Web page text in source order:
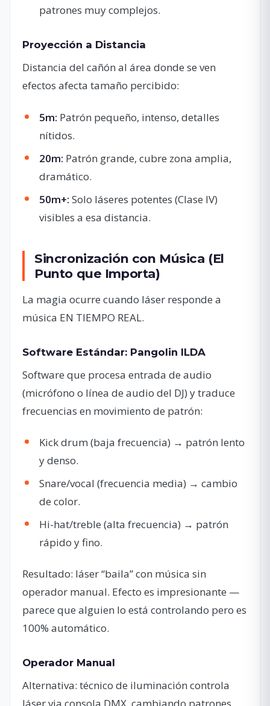
patrones muy complejos.
Proyección a Distancia
Distancia del cañón al área donde se ven
efectos afecta tamaño percibido:
5m: Patrón pequeño, intenso, detalles
nítidos.
20m: Patrón grande, cubre zona amplia,
dramático.
50m+: Solo láseres potentes (Clase IV)
visibles a esa distancia.
Sincronización con Música (El
Punto que Importa)
La magia ocurre cuando láser responde a
música EN TIEMPO REAL.
Software Estándar: Pangolin ILDA
Software que procesa entrada de audio
(micrófono o línea de audio del DJ) y traduce
frecuencias en movimiento de patrón:
Kick drum (baja frecuencia) → patrón lento
y denso.
Snare/vocal (frecuencia media) → cambio
de color.
Hi-hat/treble (alta frecuencia) → patrón
rápido y fino.
Resultado: láser “baila” con música sin
operador manual. Efecto es impresionante —
parece que alguien lo está controlando pero es
100% automático.
Operador Manual
Alternativa: técnico de iluminación controla